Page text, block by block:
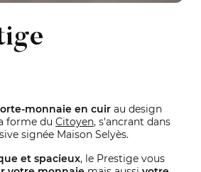
monnaie en cuir au design
forme du Citoyen, s'ancrant dans
signée Maison Selyès.
et spacieux, le Prestige vous